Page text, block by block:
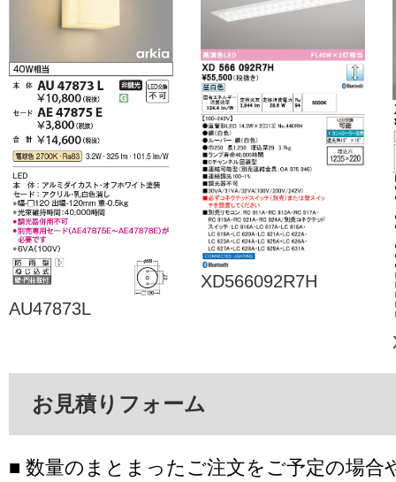
AU47873L
XD566092R7H
お見積りフォーム
■ 数量のまとまったご注文をご予定の場合